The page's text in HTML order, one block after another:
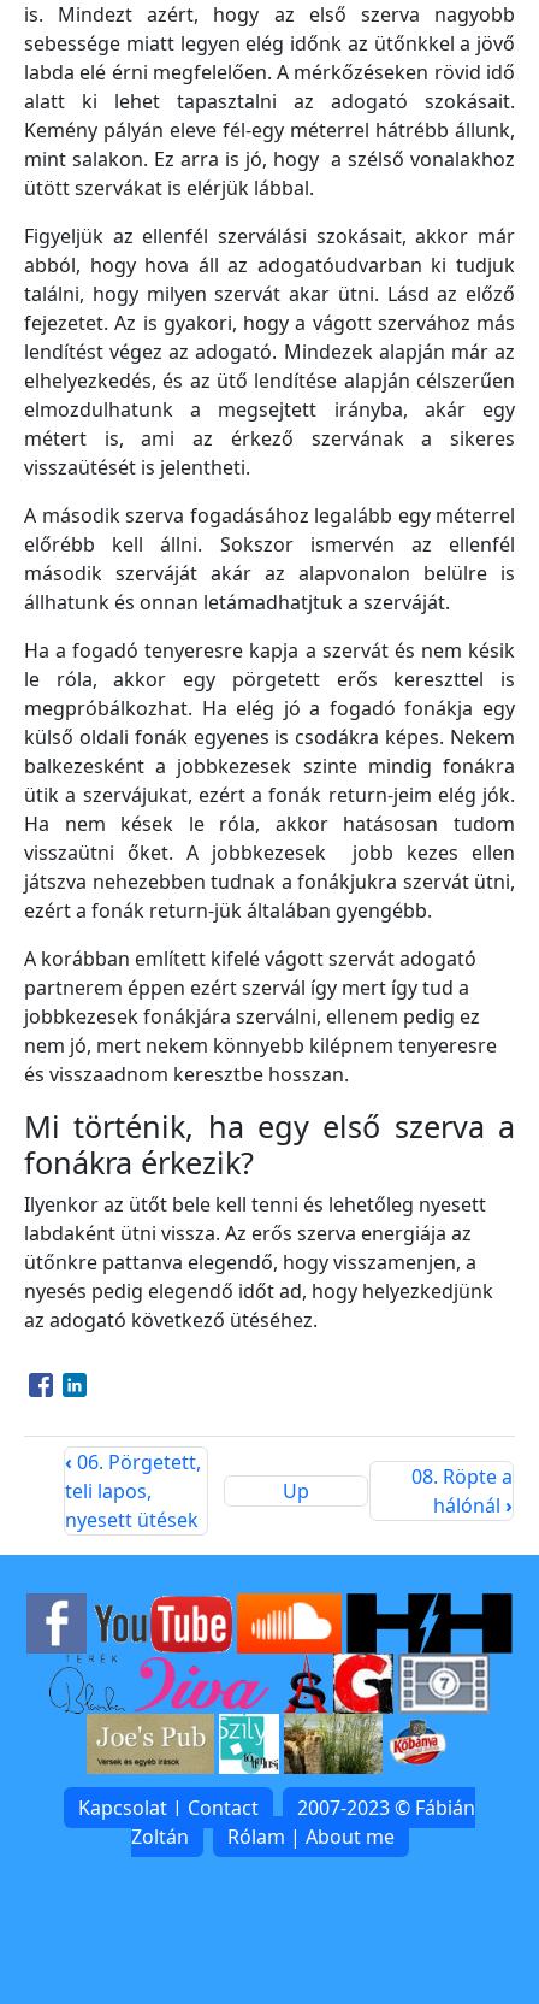
is. Mindezt azért, hogy az első szerva nagyobb
sebessége miatt legyen elég időnk az ütőnkkel a jövő
labda elé érni megfelelően. A mérkőzéseken rövid idő
alatt ki lehet tapasztalni az adogató szokásait.
Kemény pályán eleve fél-egy méterrel hátrébb állunk,
mint salakon. Ez arra is jó, hogy a szélső vonalakhoz
ütött szervákat is elérjük lábbal.
Figyeljük az ellenfél szerválási szokásait, akkor már
abból, hogy hova áll az adogatóudvarban ki tudjuk
találni, hogy milyen szervát akar ütni. Lásd az előző
fejezetet. Az is gyakori, hogy a vágott szervához más
lendítést végez az adogató. Mindezek alapján már az
elhelyezkedés, és az ütő lendítése alapján célszerűen
elmozdulhatunk a megsejtett irányba, akár egy
métert is, ami az érkező szervának a sikeres
visszaütését is jelentheti.
A második szerva fogadásához legalább egy méterrel
előrébb kell állni. Sokszor ismervén az ellenfél
második szerváját akár az alapvonalon belülre is
állhatunk és onnan letámadhatjtuk a szerváját.
Ha a fogadó tenyeresre kapja a szervát és nem késik
le róla, akkor egy pörgetett erős kereszttel is
megpróbálkozhat. Ha elég jó a fogadó fonákja egy
külső oldali fonák egyenes is csodákra képes. Nekem
balkezesként a jobbkezesek szinte mindig fonákra
ütik a szervájukat, ezért a fonák return-jeim elég jók.
Ha nem kések le róla, akkor hatásosan tudom
visszaütni őket. A jobbkezesek jobb kezes ellen
játszva nehezebben tudnak a fonákjukra szervát ütni,
ezért a fonák return-jük általában gyengébb.
A korábban említett kifelé vágott szervát adogató
partnerem éppen ezért szervál így mert így tud a
jobbkezesek fonákjára szerválni, ellenem pedig ez
nem jó, mert nekem könnyebb kilépnem tenyeresre
és visszaadnom keresztbe hosszan.
Mi történik, ha egy első szerva a
fonákra érkezik?
Ilyenkor az ütőt bele kell tenni és lehetőleg nyesett
labdaként ütni vissza. Az erős szerva energiája az
ütőnkre pattanva elegendő, hogy visszamenjen, a
nyesés pedig elegendő időt ad, hogy helyezkedjünk
az adogató következő ütéséhez.
Opens in a new window
Opens in a new window
‹ 06. Pörgetett,
teli lapos,
nyesett ütések
Up
08. Röpte a
hálónál›
Kapcsolat | Contact
2007-2023 © Fábián
Zoltán
Rólam | About me